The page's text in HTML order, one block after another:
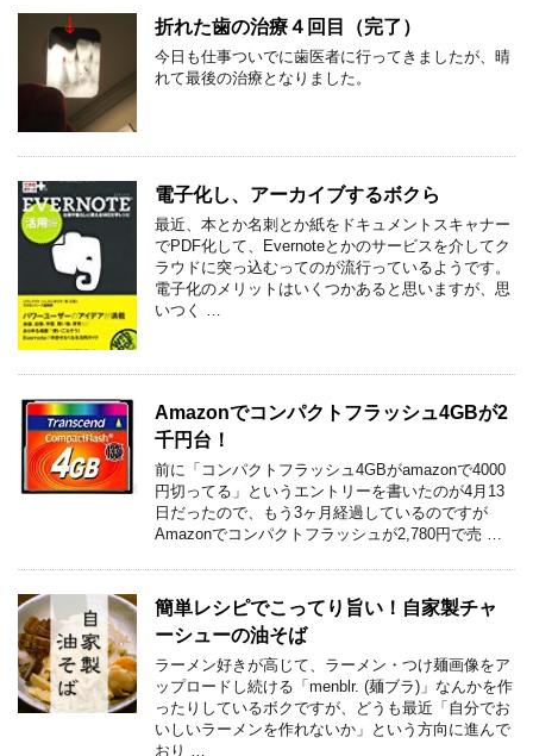
折れた歯の治療４回目（完了）
今日も仕事ついでに歯医者に行ってきましたが、晴
れて最後の治療となりました。
電子化し、アーカイブするボクら
最近、本とか名刺とか紙をドキュメントスキャナー
でPDF化して、Evernoteとかのサービスを介してク
ラウドに突っ込むってのが流行っているようです。
電子化のメリットはいくつかあると思いますが、思
いつく …
Amazonでコンパクトフラッシュ4GBが2
千円台！
前に「コンパクトフラッシュ4GBがamazonで4000
円切ってる」というエントリーを書いたのが4月13
日だったので、もう3ヶ月経過しているのですが
Amazonでコンパクトフラッシュが2,780円で売 …
簡単レシピでこってり旨い！自家製チャ
ーシューの油そば
ラーメン好きが高じて、ラーメン・つけ麺画像をア
ップロードし続ける「menblr. (麺ブラ)」なんかを作
ったりしているボクですが、どうも最近「自分でお
いしいラーメンを作れないか」という方向に進んで
おり …